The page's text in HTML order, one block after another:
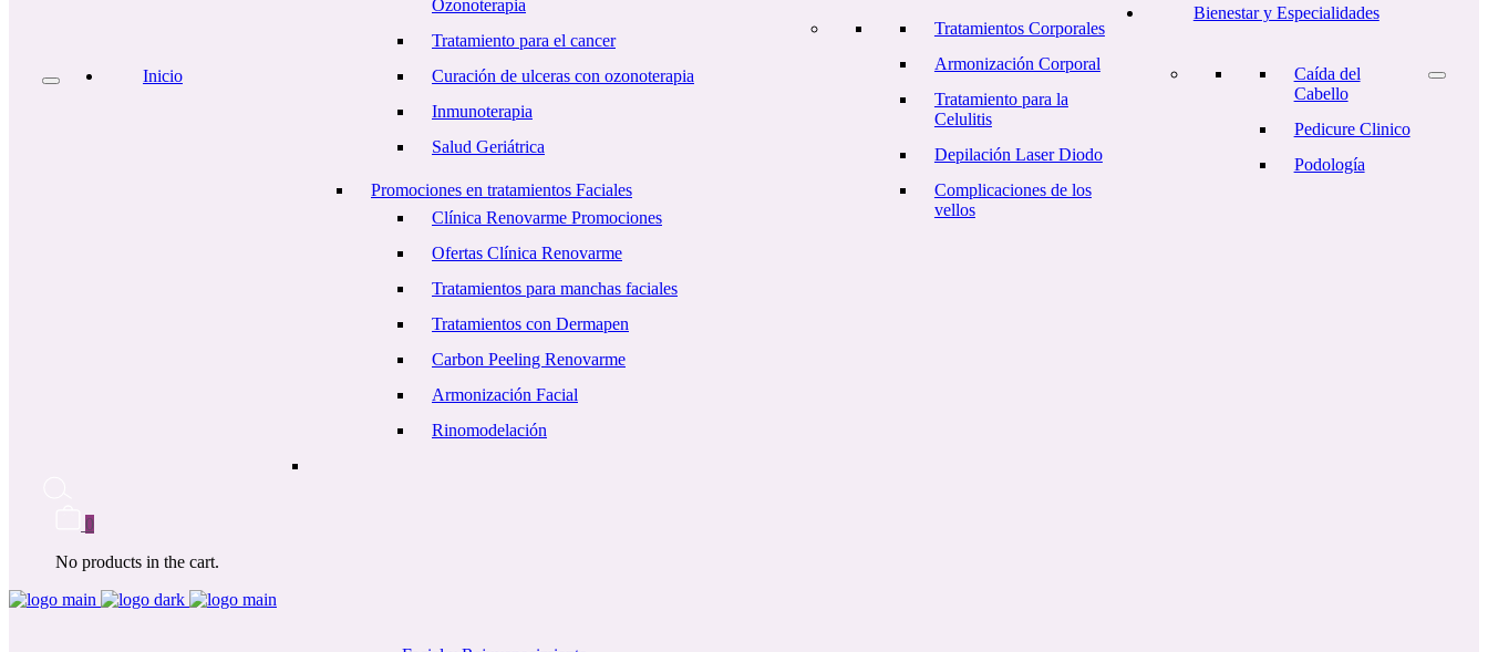
Inicio
Ozonoterapia
Tratamiento para el cancer
Curación de ulceras con ozonoterapia
Inmunoterapia
Salud Geriátrica
Promociones en tratamientos Faciales
Clínica Renovarme Promociones
Ofertas Clínica Renovarme
Tratamientos para manchas faciales
Tratamientos con Dermapen
Carbon Peeling Renovarme
Armonización Facial
Rinomodelación
Tratamientos Corporales
Armonización Corporal
Tratamiento para la
Celulitis
Depilación Laser Diodo
Complicaciones de los
vellos
Bienestar y Especialidades
Caída del
Cabello
Pedicure Clinico
Podología
0
No products in the cart.